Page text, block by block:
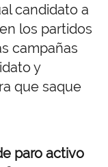
candidato a
los partidos
campañas
y
que saque
paro activo